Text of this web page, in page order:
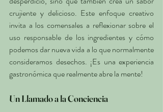
crujiente y delicioso. Este enfoque creativo
invita a los comensales a reflexionar sobre el
uso responsable de los ingredientes y cómo
podemos dar nueva vida a lo que normalmente
consideramos desechos. ¡Es una experiencia
gastronómica que realmente abre la mente!
Un Llamado a la Conciencia